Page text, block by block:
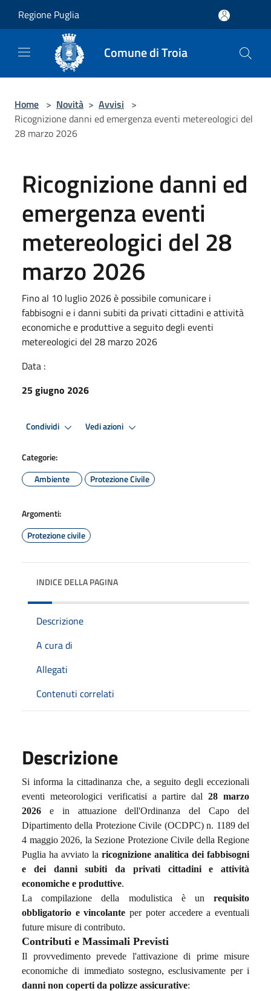
Regione Puglia
Comune di Troia
Home > Novità > Avvisi >
Ricognizione danni ed emergenza eventi metereologici del
28 marzo 2026
Ricognizione danni ed
emergenza eventi
metereologici del 28
marzo 2026
Fino al 10 luglio 2026 è possibile comunicare i
fabbisogni e i danni subiti da privati cittadini e attività
economiche e produttive a seguito degli eventi
metereologici del 28 marzo 2026
Data :
25 giugno 2026
Condividi Vedi azioni
Categorie:
Ambiente
Protezione Civile
Argomenti:
Protezione civile
INDICE DELLA PAGINA
Descrizione
A cura di
Allegati
Contenuti correlati
Descrizione
Si informa la cittadinanza che, a seguito degli eccezionali
eventi meteorologici verificatisi a partire dal28 marzo
2026 e in attuazione dell'Ordinanza del Capo del
Dipartimento della Protezione Civile (OCDPC) n. 1189 del
4 maggio 2026, la Sezione Protezione Civile della Regione
Puglia ha avviato la ricognizione analitica dei fabbisogni
e dei danni subiti da privati cittadini e attività
economiche e produttive.
La compilazione della modulistica è un requisito
obbligatorio e vincolante per poter accedere a eventuali
future misure di contributo.
Contributi e Massimali Previsti
Il provvedimento prevede l'attivazione di prime misure
economiche di immediato sostegno, esclusivamente per i
danni non coperti da polizze assicurative: